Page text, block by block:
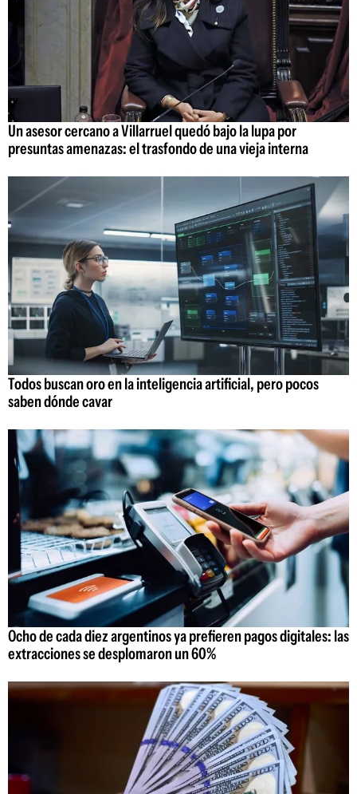
Un asesor cercano a Villarruel quedó bajo la lupa por
presuntas amenazas: el trasfondo de una vieja interna
Todos buscan oro en la inteligencia artificial, pero pocos
saben dónde cavar
Ocho de cada diez argentinos ya prefieren pagos digitales: las
extracciones se desplomaron un 60%